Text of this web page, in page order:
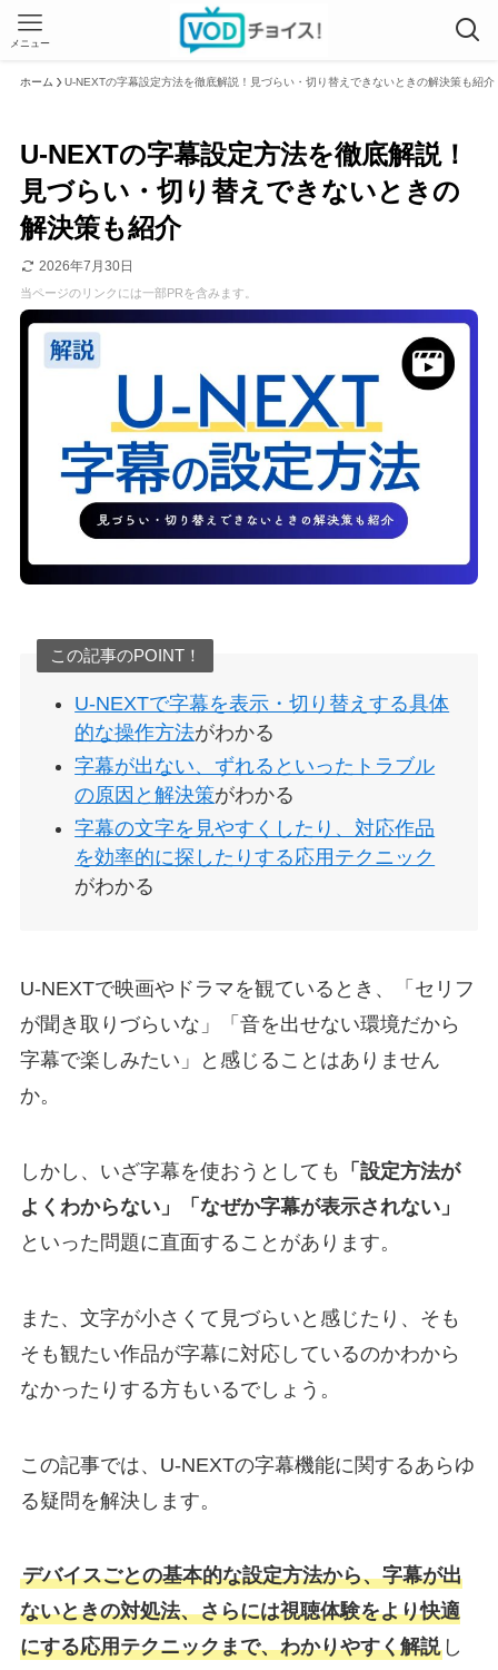
メニュー
ホーム U-NEXTの字幕設定方法を徹底解説！見づらい・切り替えできないときの解決策も紹介
U-NEXTの字幕設定方法を徹底解説！
見づらい・切り替えできないときの
解決策も紹介
2026年7月30日
当ページのリンクには一部PRを含みます。
この記事のPOINT！
U-NEXTで字幕を表示・切り替えする具体
的な操作方法がわかる
字幕が出ない、ずれるといったトラブル
の原因と解決策がわかる
字幕の文字を見やすくしたり、対応作品
を効率的に探したりする応用テクニック
がわかる
U-NEXTで映画やドラマを観ているとき、「セリフ
が聞き取りづらいな」「音を出せない環境だから
字幕で楽しみたい」と感じることはありません
か。
しかし、いざ字幕を使おうとしても
「設定方法が
よくわからない」「なぜか字幕が表示されない」
といった問題に直面することがあります。
また、文字が小さくて見づらいと感じたり、そも
そも観たい作品が字幕に対応しているのかわから
なかったりする方もいるでしょう。
この記事では、U-NEXTの字幕機能に関するあらゆ
る疑問を解決します。
デバイスごとの基本的な設定方法から、字幕が出
ないときの対処法、さらには視聴体験をより快適
にする応用テクニックまで、わかりやすく解説し